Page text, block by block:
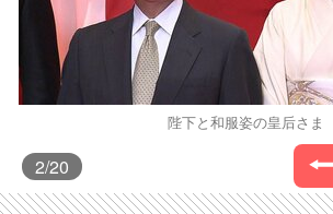
陛下と和服姿の皇后さま
2/20